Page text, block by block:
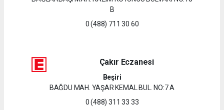
B
0 (488) 711 30 60
Çakır Eczanesi
Beşiri
BAĞDU MAH. YAŞAR KEMAL BUL. NO:7 A
0 (488) 311 33 33